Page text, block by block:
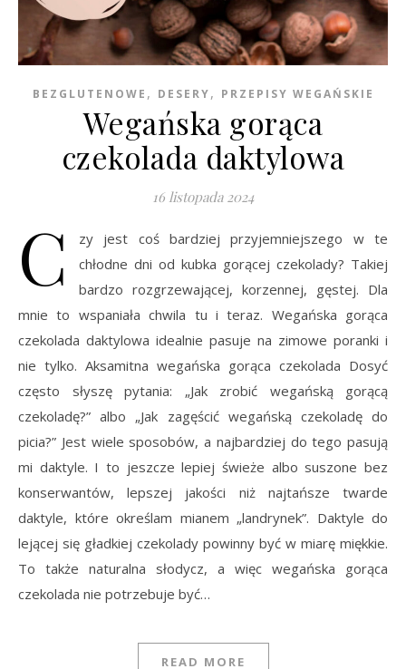
BEZGLUTENOWE , DESERY, PRZEPISY WEGAŃSKIE
Wegańska gorąca
czekolada daktylowa
16 listopada 2024
C
zy jest coś bardziej przyjemniejszego w te
chłodne dni od kubka gorącej czekolady? Takiej
bardzo rozgrzewającej, korzennej, gęstej. Dla
mnie to wspaniała chwila tu i teraz. Wegańska gorąca
czekolada daktylowa idealnie pasuje na zimowe poranki i
nie tylko. Aksamitna wegańska gorąca czekolada Dosyć
często słyszę pytania: „Jak zrobić wegańską gorącą
czekoladę?” albo „Jak zagęścić wegańską czekoladę do
picia?” Jest wiele sposobów, a najbardziej do tego pasują
mi daktyle. I to jeszcze lepiej świeże albo suszone bez
konserwantów, lepszej jakości niż najtańsze twarde
daktyle, które określam mianem „landrynek”. Daktyle do
lejącej się gładkiej czekolady powinny być w miarę miękkie.
To także naturalna słodycz, a więc wegańska gorąca
czekolada nie potrzebuje być…
READ MORE